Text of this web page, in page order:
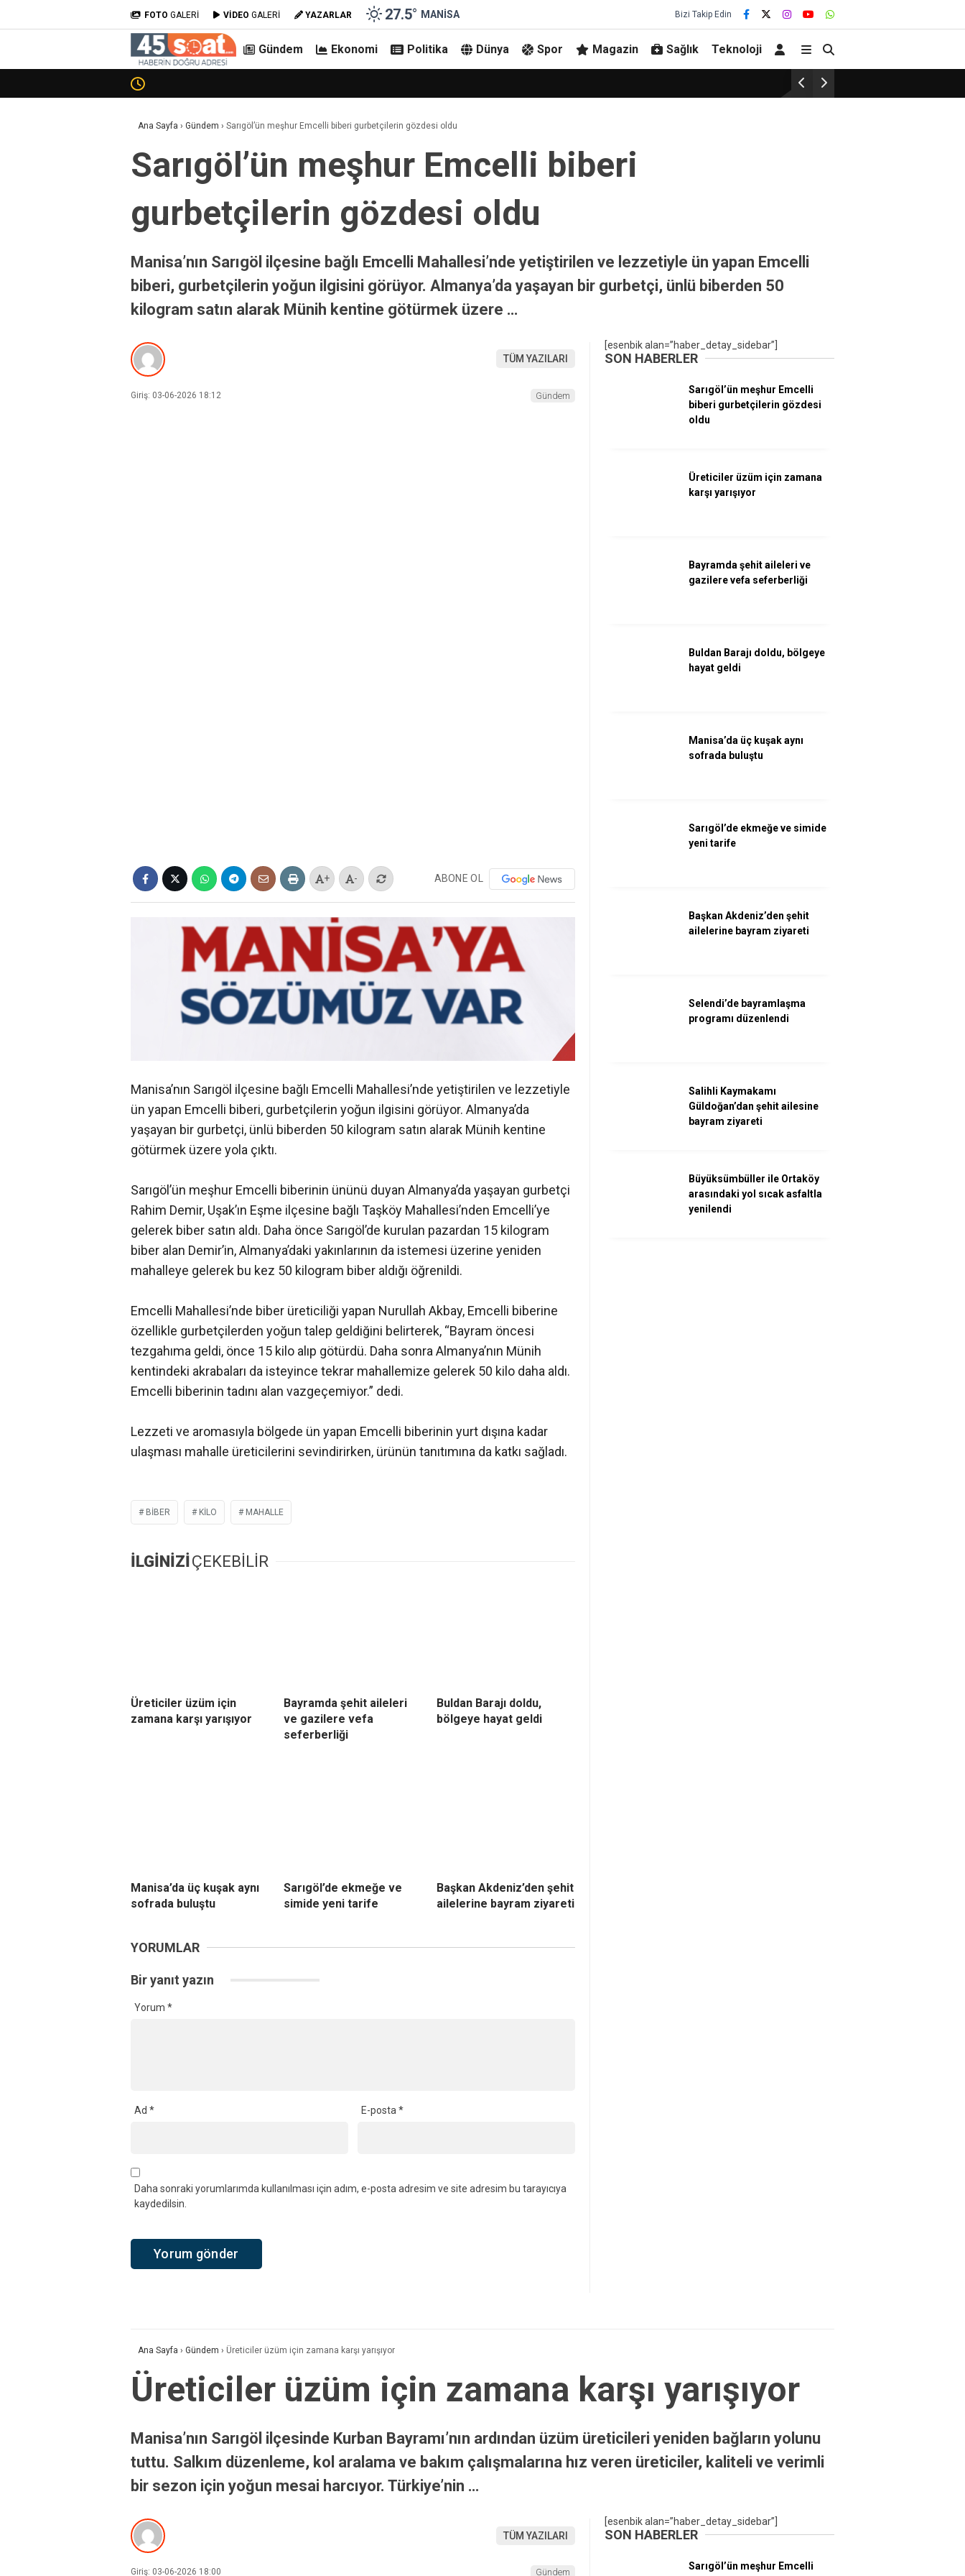
FOTO GALERİ VİDEO GALERİ YAZARLAR 27.5° MANISA Bizi Takip Edin
Gündem Ekonomi Politika Dünya Spor Magazin Sağlık Teknoloji
Ana Sayfa › Gündem › Sarıgöl’ün meşhur Emcelli biberi gurbetçilerin gözdesi oldu
Sarıgöl’ün meşhur Emcelli biberi
gurbetçilerin gözdesi oldu
Manisa’nın Sarıgöl ilçesine bağlı Emcelli Mahallesi’nde yetiştirilen ve lezzetiyle ün yapan Emcelli
biberi, gurbetçilerin yoğun ilgisini görüyor. Almanya’da yaşayan bir gurbetçi, ünlü biberden 50
kilogram satın alarak Münih kentine götürmek üzere …
TÜM YAZILARI
Giriş: 03-06-2026 18:12 Gündem
+ - ABONE OL
Manisa’nın Sarıgöl ilçesine bağlı Emcelli Mahallesi’nde yetiştirilen ve lezzetiyle
ün yapan Emcelli biberi, gurbetçilerin yoğun ilgisini görüyor. Almanya’da
yaşayan bir gurbetçi, ünlü biberden 50 kilogram satın alarak Münih kentine
götürmek üzere yola çıktı.
Sarıgöl’ün meşhur Emcelli biberinin ününü duyan Almanya’da yaşayan gurbetçi
Rahim Demir, Uşak’ın Eşme ilçesine bağlı Taşköy Mahallesi’nden Emcelli’ye
gelerek biber satın aldı. Daha önce Sarıgöl’de kurulan pazardan 15 kilogram
biber alan Demir’in, Almanya’daki yakınlarının da istemesi üzerine yeniden
mahalleye gelerek bu kez 50 kilogram biber aldığı öğrenildi.
Emcelli Mahallesi’nde biber üreticiliği yapan Nurullah Akbay, Emcelli biberine
özellikle gurbetçilerden yoğun talep geldiğini belirterek, “Bayram öncesi
tezgahıma geldi, önce 15 kilo alıp götürdü. Daha sonra Almanya’nın Münih
kentindeki akrabaları da isteyince tekrar mahallemize gelerek 50 kilo daha aldı.
Emcelli biberinin tadını alan vazgeçemiyor.” dedi.
Lezzeti ve aromasıyla bölgede ün yapan Emcelli biberinin yurt dışına kadar
ulaşması mahalle üreticilerini sevindirirken, ürünün tanıtımına da katkı sağladı.
BIBER KILO MAHALLE
İLGİNİZİÇEKEBİLİR
Üreticiler üzüm için
zamana karşı yarışıyor
Bayramda şehit aileleri
ve gazilere vefa
seferberliği
Buldan Barajı doldu,
bölgeye hayat geldi
Manisa’da üç kuşak aynı
sofrada buluştu
Sarıgöl’de ekmeğe ve
simide yeni tarife
Başkan Akdeniz’den şehit
ailelerine bayram ziyareti
YORUMLAR
Bir yanıt yazın
Yorum *
Ad * E-posta *
Daha sonraki yorumlarımda kullanılması için adım, e-posta adresim ve site adresim bu tarayıcıya
kaydedilsin.
[esenbik alan=”haber_detay_sidebar”]
SON HABERLER
Sarıgöl’ün meşhur Emcelli
biberi gurbetçilerin gözdesi
oldu
Üreticiler üzüm için zamana
karşı yarışıyor
Bayramda şehit aileleri ve
gazilere vefa seferberliği
Buldan Barajı doldu, bölgeye
hayat geldi
Manisa’da üç kuşak aynı
sofrada buluştu
Sarıgöl’de ekmeğe ve simide
yeni tarife
Başkan Akdeniz’den şehit
ailelerine bayram ziyareti
Selendi’de bayramlaşma
programı düzenlendi
Salihli Kaymakamı
Güldoğan’dan şehit ailesine
bayram ziyareti
Büyüksümbüller ile Ortaköy
arasındaki yol sıcak asfaltla
yenilendi
Ana Sayfa › Gündem › Üreticiler üzüm için zamana karşı yarışıyor
Üreticiler üzüm için zamana karşı yarışıyor
Manisa’nın Sarıgöl ilçesinde Kurban Bayramı’nın ardından üzüm üreticileri yeniden bağların yolunu
tuttu. Salkım düzenleme, kol aralama ve bakım çalışmalarına hız veren üreticiler, kaliteli ve verimli
bir sezon için yoğun mesai harcıyor. Türkiye’nin …
TÜM YAZILARI
Giriş: 03-06-2026 18:00 Gündem
[esenbik alan=”haber_detay_sidebar”]
SON HABERLER
Sarıgöl’ün meşhur Emcelli